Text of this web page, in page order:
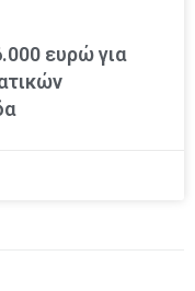
ευρώ για